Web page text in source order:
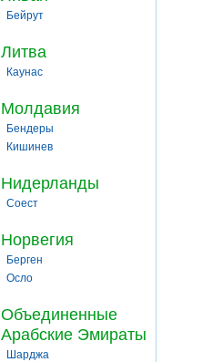
Бейрут
Литва
Каунас
Молдавия
Бендеры
Кишинев
Нидерланды
Соест
Норвегия
Берген
Осло
Объединенные
Арабские Эмираты
Шарджа